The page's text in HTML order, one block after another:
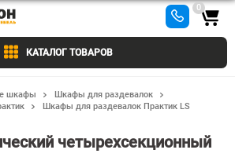
КАТАЛОГ ТОВАРОВ
0
шкафы
Шкафы для раздевалок
Шкафы для раздевалок Практик LS
четырехсекционный